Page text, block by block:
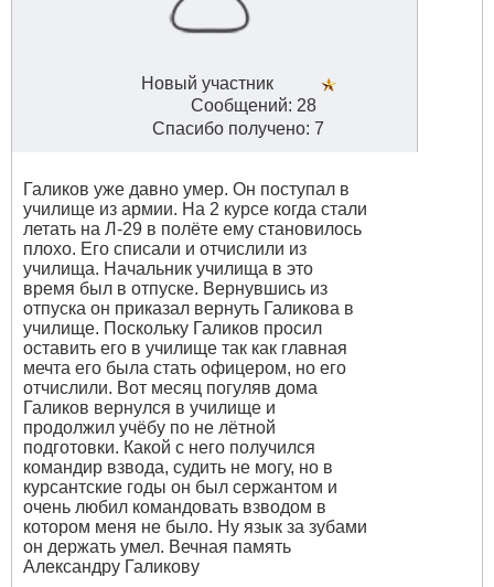
Новый участник
Сообщений: 28
Спасибо получено: 7
Галиков уже давно умер. Он поступал в
училище из армии. На 2 курсе когда стали
летать на Л-29 в полёте ему становилось
плохо. Его списали и отчислили из
училища. Начальник училища в это
время был в отпуске. Вернувшись из
отпуска он приказал вернуть Галикова в
училище. Поскольку Галиков просил
оставить его в училище так как главная
мечта его была стать офицером, но его
отчислили. Вот месяц погуляв дома
Галиков вернулся в училище и
продолжил учёбу по не лётной
подготовки. Какой с него получился
командир взвода, судить не могу, но в
курсантские годы он был сержантом и
очень любил командовать взводом в
котором меня не было. Ну язык за зубами
он держать умел. Вечная память
Александру Галикову